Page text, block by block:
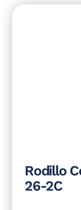
Rodillo
26-2C